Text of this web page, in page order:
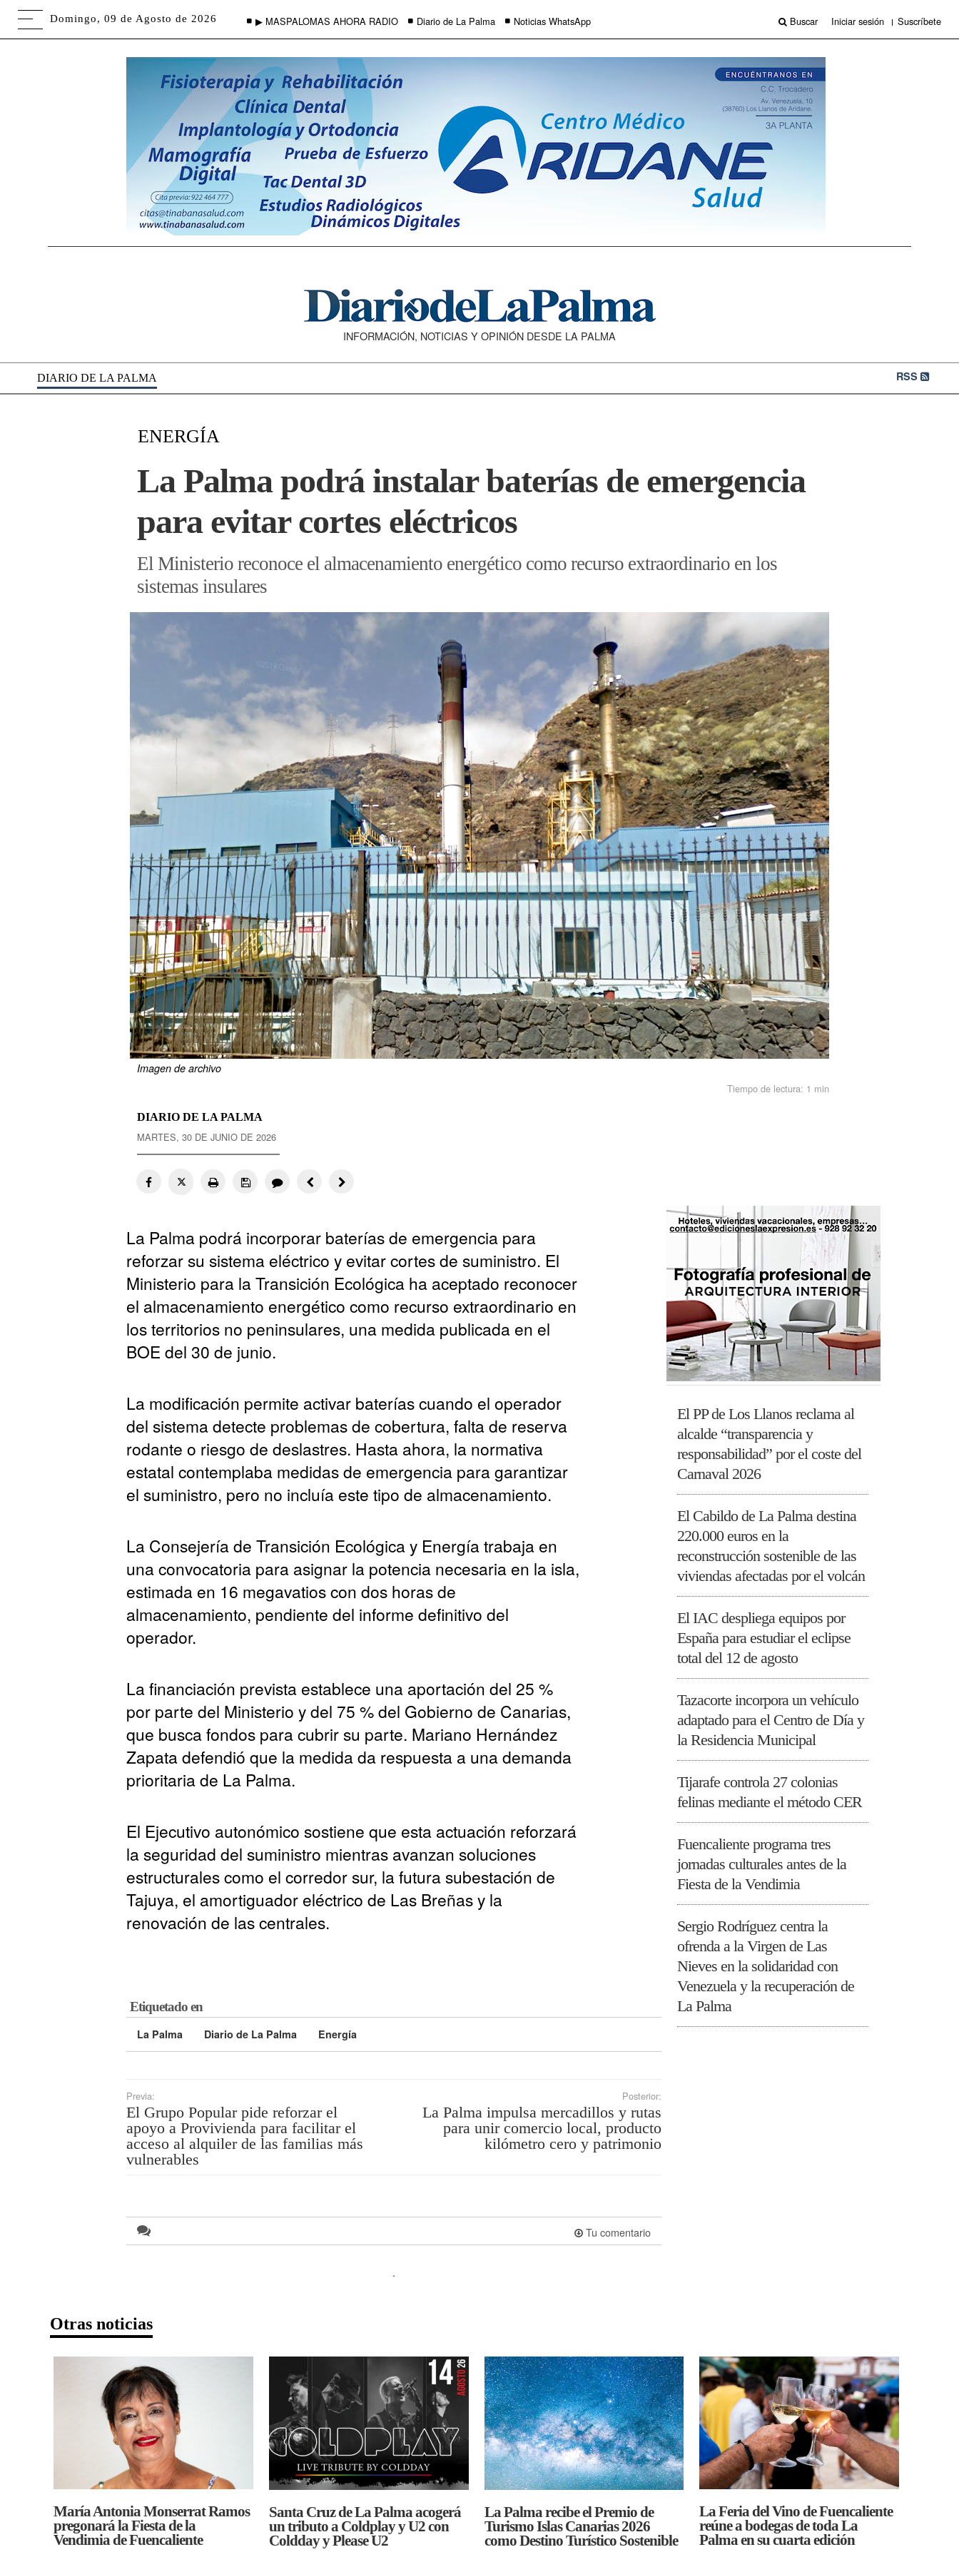
Domingo, 09 de Agosto de 2026 ▶ MASPALOMAS AHORA RADIO Diario de La Palma Noticias WhatsApp Buscar Iniciar sesión Suscríbete
INFORMACIÓN, NOTICIAS Y OPINIÓN DESDE LA PALMA
DIARIO DE LA PALMA RSS
ENERGÍA
La Palma podrá instalar baterías de emergencia
para evitar cortes eléctricos
El Ministerio reconoce el almacenamiento energético como recurso extraordinario en los
sistemas insulares
Imagen de archivo
DIARIO DE LA PALMA
MARTES, 30 DE JUNIO DE 2026
Tiempo de lectura: 1 min
La Palma podrá incorporar baterías de emergencia para
reforzar su sistema eléctrico y evitar cortes de suministro. El
Ministerio para la Transición Ecológica ha aceptado reconocer
el almacenamiento energético como recurso extraordinario en
los territorios no peninsulares, una medida publicada en el
BOE del 30 de junio.
La modificación permite activar baterías cuando el operador
del sistema detecte problemas de cobertura, falta de reserva
rodante o riesgo de deslastres. Hasta ahora, la normativa
estatal contemplaba medidas de emergencia para garantizar
el suministro, pero no incluía este tipo de almacenamiento.
La Consejería de Transición Ecológica y Energía trabaja en
una convocatoria para asignar la potencia necesaria en la isla,
estimada en 16 megavatios con dos horas de
almacenamiento, pendiente del informe definitivo del
operador.
La financiación prevista establece una aportación del 25 %
por parte del Ministerio y del 75 % del Gobierno de Canarias,
que busca fondos para cubrir su parte. Mariano Hernández
Zapata defendió que la medida da respuesta a una demanda
prioritaria de La Palma.
El Ejecutivo autonómico sostiene que esta actuación reforzará
la seguridad del suministro mientras avanzan soluciones
estructurales como el corredor sur, la futura subestación de
Tajuya, el amortiguador eléctrico de Las Breñas y la
renovación de las centrales.
Etiquetado en
La Palma Diario de La Palma Energía
Previa:
El Grupo Popular pide reforzar el
apoyo a Provivienda para facilitar el
acceso al alquiler de las familias más
vulnerables
Posterior:
La Palma impulsa mercadillos y rutas
para unir comercio local, producto
kilómetro cero y patrimonio
Tu comentario
.
El PP de Los Llanos reclama al
alcalde “transparencia y
responsabilidad” por el coste del
Carnaval 2026
El Cabildo de La Palma destina
220.000 euros en la
reconstrucción sostenible de las
viviendas afectadas por el volcán
El IAC despliega equipos por
España para estudiar el eclipse
total del 12 de agosto
Tazacorte incorpora un vehículo
adaptado para el Centro de Día y
la Residencia Municipal
Tijarafe controla 27 colonias
felinas mediante el método CER
Fuencaliente programa tres
jornadas culturales antes de la
Fiesta de la Vendimia
Sergio Rodríguez centra la
ofrenda a la Virgen de Las
Nieves en la solidaridad con
Venezuela y la recuperación de
La Palma
Otras noticias
María Antonia Monserrat Ramos
pregonará la Fiesta de la
Vendimia de Fuencaliente
Santa Cruz de La Palma acogerá
un tributo a Coldplay y U2 con
Coldday y Please U2
La Palma recibe el Premio de
Turismo Islas Canarias 2026
como Destino Turístico Sostenible
La Feria del Vino de Fuencaliente
reúne a bodegas de toda La
Palma en su cuarta edición